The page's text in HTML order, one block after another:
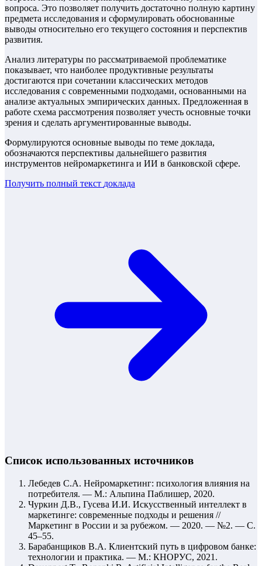
вопроса. Это позволяет получить достаточно полную картину
предмета исследования и сформулировать обоснованные
выводы относительно его текущего состояния и перспектив
развития.
Анализ литературы по рассматриваемой проблематике
показывает, что наиболее продуктивные результаты
достигаются при сочетании классических методов
исследования с современными подходами, основанными на
анализе актуальных эмпирических данных. Предложенная в
работе схема рассмотрения позволяет учесть основные точки
зрения и сделать аргументированные выводы.
Формулируются основные выводы по теме доклада,
обозначаются перспективы дальнейшего развития
инструментов нейромаркетинга и ИИ в банковской сфере.
Получить полный текст доклада
Список использованных источников
Лебедев С.А. Нейромаркетинг: психология влияния на
потребителя. — М.: Альпина Паблишер, 2020.
Чуркин Д.В., Гусева И.И. Искусственный интеллект в
маркетинге: современные подходы и решения //
Маркетинг в России и за рубежом. — 2020. — №2. — С.
45–55.
Барабанщиков В.А. Клиентский путь в цифровом банке:
технологии и практика. — М.: КНОРУС, 2021.